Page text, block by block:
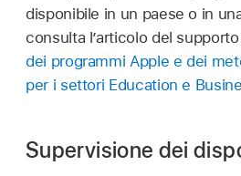
disponibile in un paese o in
consulta l’articolo del
dei programmi Apple e dei
per i settori Education e
Supervisione dei